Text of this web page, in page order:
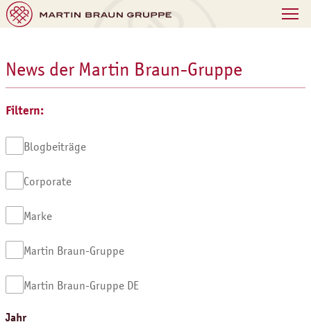
News der Martin Braun-Gruppe
Filtern:
Blogbeiträge
Corporate
Marke
Martin Braun-Gruppe
Martin Braun-Gruppe DE
Jahr